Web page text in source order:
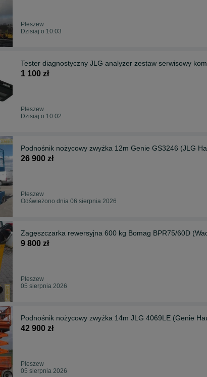
Pleszew
Dzisiaj o 10:03
Tester diagnostyczny JLG analyzer zestaw serwisowy
1 100 zł
Pleszew
Dzisiaj o 10:02
Podnośnik nożycowy zwyżka 12m Genie GS3246 (JLG
26 900 zł
Pleszew
Odświeżono dnia 06 sierpnia 2026
Zagęszczarka rewersyjna 600 kg Bomag BPR75/60D
9 800 zł
Pleszew
05 sierpnia 2026
Podnośnik nożycowy zwyżka 14m JLG 4069LE (Genie
42 900 zł
Pleszew
05 sierpnia 2026